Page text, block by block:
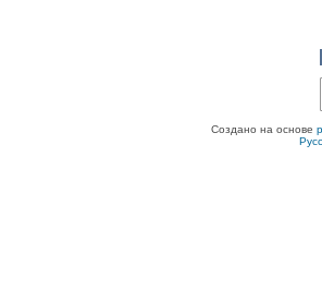
Создано на основе